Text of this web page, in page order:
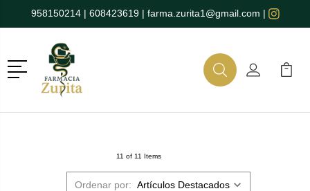
958150214| 608423619| farma.zurita1@gmail.com |
Menú
BuscarMi Cuenta
Mi
11 of 11 Items
Ordenar por: